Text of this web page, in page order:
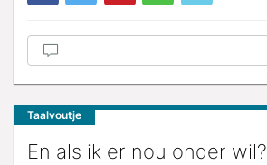
Taalvoutje
En als ik er nou onder wil?